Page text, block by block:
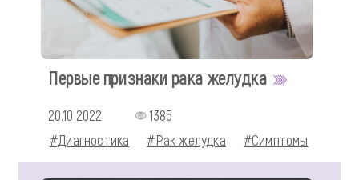
Первые признаки рака желудка
20.10.2022
1385
#Диагностика
#Рак желудка #Симптомы